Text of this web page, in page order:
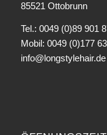
85521 Ottobrunn
Tel.: 0049 (0)89 901
Mobil: 0049 (0)177
info@longstylehair.de